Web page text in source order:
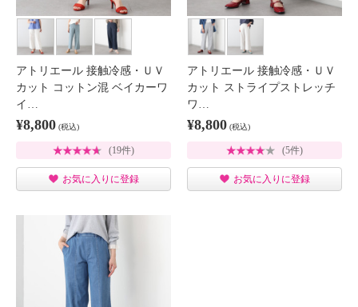
アトリエール 接触冷感・ＵＶ
カット コットン混 ベイカーワ
イ…
¥8,800 (税込)
(19件)
お気に入りに登録
アトリエール 接触冷感・ＵＶ
カット ストライプストレッチ
ワ…
¥8,800 (税込)
(5件)
お気に入りに登録